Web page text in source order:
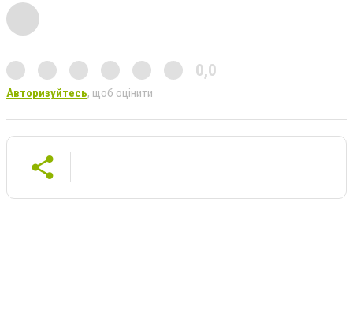
0,0
Авторизуйтесь, щоб оцінити